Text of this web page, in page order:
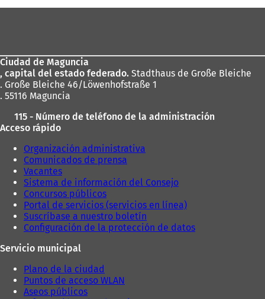
pies
Ciudad de Maguncia
, capital del estado federado. Stadthaus de Große Bleiche
. Große Bleiche 46/Löwenhofstraße 1
. 55116 Maguncia
115 - Número de teléfono de la administración
Acceso rápido
Organización administrativa
Comunicados de prensa
Vacantes
Sistema de información del Consejo
Concursos públicos
Portal de servicios (servicios en línea)
Suscríbase a nuestro boletín
Configuración de la protección de datos
Servicio municipal
Plano de la ciudad
Puntos de acceso WLAN
Aseos públicos